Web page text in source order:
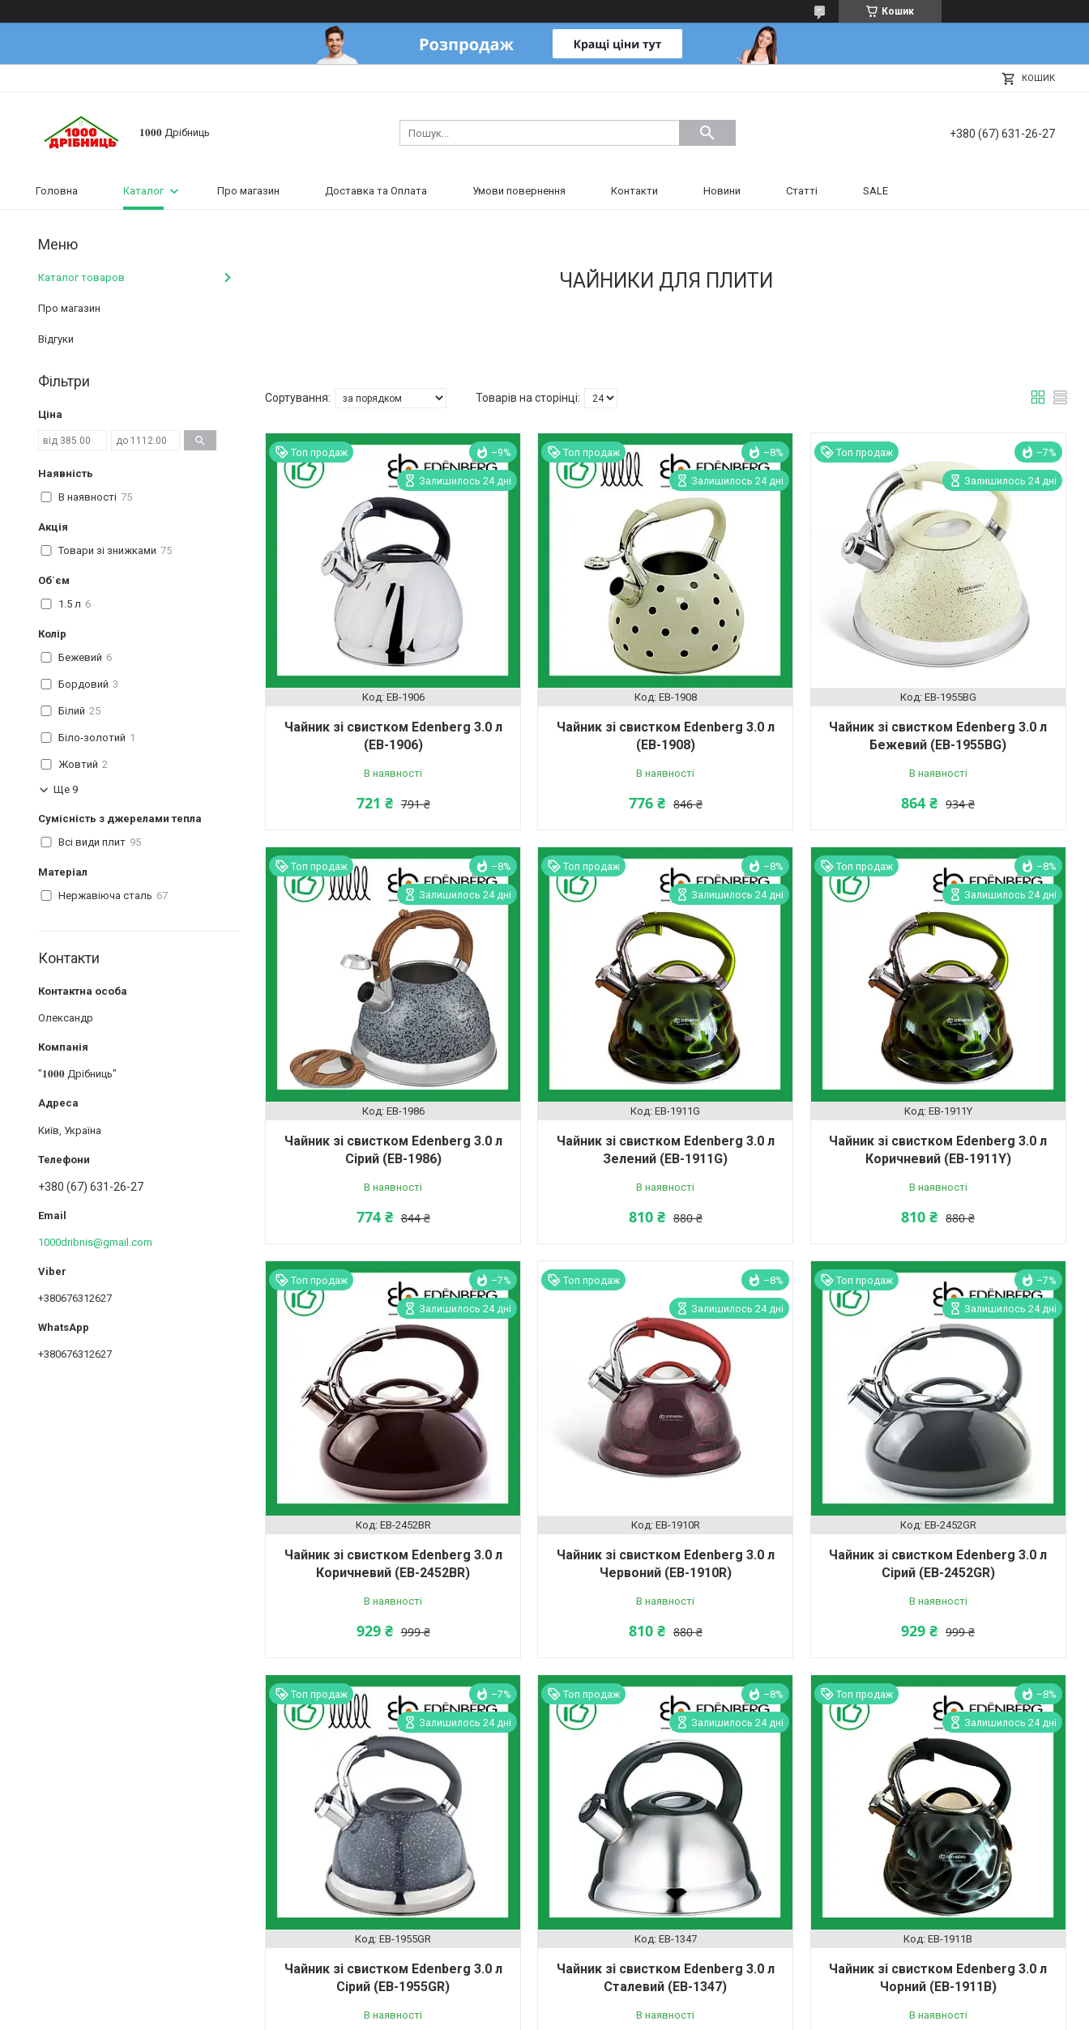
Кошик
КОШИК
𝟏𝟎𝟎𝟎 Дрібниць +380 (67) 631-26-27
Головна Каталог Про магазин Доставка та Оплата Умови повернення Контакти Новини Статті SALE
ЧАЙНИКИ ДЛЯ ПЛИТИ
Топ продаж –9%
Залишилось 24 дні
EB-1906
Чайник зі свистком Edenberg 3.0 л
(EB-1906)
В наявності
791 ₴
721 ₴
Топ продаж –8%
Залишилось 24 дні
EB-1908
Чайник зі свистком Edenberg 3.0 л
(EB-1908)
В наявності
846 ₴
776 ₴
Топ продаж –7%
Залишилось 24 дні
EB-1955BG
Чайник зі свистком Edenberg 3.0 л
Бежевий (EB-1955BG)
В наявності
934 ₴
864 ₴
Топ продаж –8%
Залишилось 24 дні
EB-1986
Чайник зі свистком Edenberg 3.0 л
Сірий (EB-1986)
В наявності
844 ₴
774 ₴
Топ продаж –8%
Залишилось 24 дні
EB-1911G
Чайник зі свистком Edenberg 3.0 л
Зелений (EB-1911G)
В наявності
880 ₴
810 ₴
Топ продаж –8%
Залишилось 24 дні
EB-1911Y
Чайник зі свистком Edenberg 3.0 л
Коричневий (EB-1911Y)
В наявності
880 ₴
810 ₴
Топ продаж –7%
Залишилось 24 дні
EB-2452BR
Чайник зі свистком Edenberg 3.0 л
Коричневий (EB-2452BR)
В наявності
999 ₴
929 ₴
Топ продаж –8%
Залишилось 24 дні
EB-1910R
Чайник зі свистком Edenberg 3.0 л
Червоний (EB-1910R)
В наявності
880 ₴
810 ₴
Топ продаж –7%
Залишилось 24 дні
EB-2452GR
Чайник зі свистком Edenberg 3.0 л
Сірий (EB-2452GR)
В наявності
999 ₴
929 ₴
Топ продаж –7%
Залишилось 24 дні
EB-1955GR
Чайник зі свистком Edenberg 3.0 л
Сірий (EB-1955GR)
В наявності
Топ продаж –8%
Залишилось 24 дні
EB-1347
Чайник зі свистком Edenberg 3.0 л
Сталевий (EB-1347)
В наявності
Топ продаж –8%
Залишилось 24 дні
EB-1911B
Чайник зі свистком Edenberg 3.0 л
Чорний (EB-1911B)
В наявності
Каталог товаров
Про магазин
Відгуки
Фільтри
Ціна
Наявність
В наявності 75
Акція
Товари зі знижками 75
Об`єм
1.5 л 6
Колір
Бежевий 6
Бордовий 3
Білий 25
Біло-золотий 1
Жовтий 2
Ще 9
Сумісність з джерелами тепла
Всі види плит 95
Матеріал
Нержавіюча сталь 67
Контакти
Олександр
"𝟏𝟎𝟎𝟎 Дрібниць"
Київ, Україна
+380 (67) 631-26-27
1000dribnis@gmail.com
+380676312627
+380676312627